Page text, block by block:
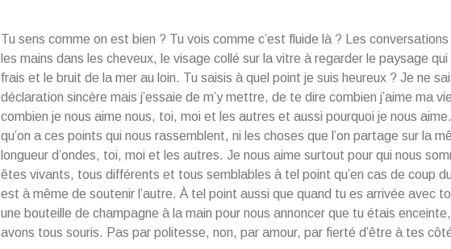
Tu sens comme on est bien ? Tu vois comme c’est fluide là ? Les
les mains dans les cheveux, le visage collé sur la vitre à regarder le paysage qui
frais et le bruit de la mer au loin. Tu saisis à quel point je suis heureux ? Je ne
déclaration sincère mais j’essaie de m’y mettre, de te dire combien j’aime ma
combien je nous aime nous, toi, moi et les autres et aussi pourquoi je nous
qu’on a ces points qui nous rassemblent, ni les choses que l’on partage sur la
longueur d’ondes, toi, moi et les autres. Je nous aime surtout pour qui nous
êtes vivants, tous différents et tous semblables à tel point qu’en cas de coup
est à même de soutenir l’autre. À tel point aussi que quand tu es arrivée avec
une bouteille de champagne à la main pour nous annoncer que tu étais
avons tous souris. Pas par politesse, non, par amour, par fierté d’être à tes